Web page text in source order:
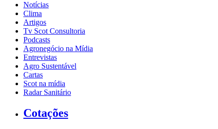
Notícias
Clima
Artigos
Tv Scot Consultoria
Podcasts
Agronegócio na Mídia
Entrevistas
Agro Sustentável
Cartas
Scot na mídia
Radar Sanitário
Cotações